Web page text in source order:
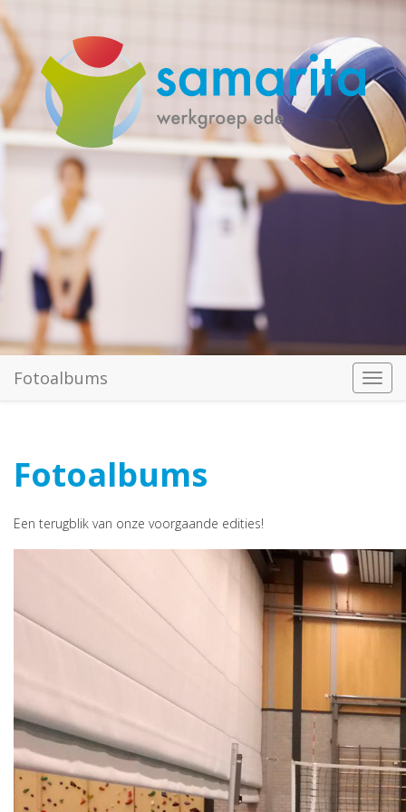
Fotoalbums
Fotoalbums
Een terugblik van onze voorgaande edities!